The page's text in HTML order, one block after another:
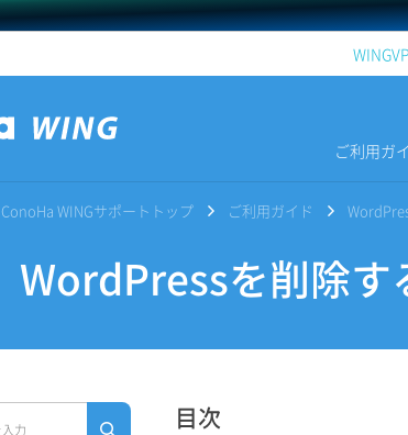
WING
ご利用ガ
ConoHa WINGサポートトップ ご利用ガイド
WordPressを削除す
目次